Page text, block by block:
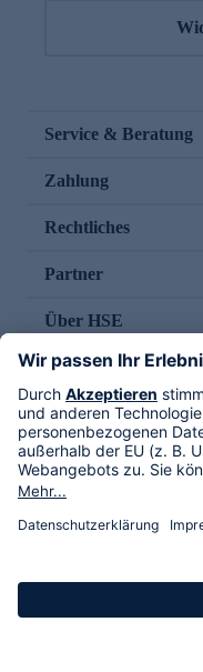
Service & Beratung
Zahlung
Rechtliches
Partner
Über HSE
Im TV
HSE International